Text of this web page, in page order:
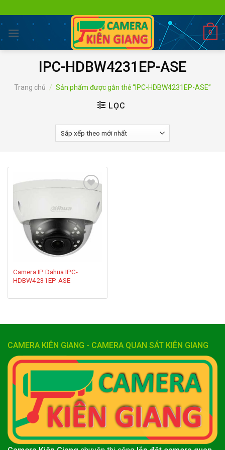
to
content
0
IPC-HDBW4231EP-ASE
Trang chủ / Sản phẩm được gắn thẻ “IPC-HDBW4231EP-ASE”
LỌC
wishlist
Camera IP Dahua IPC-
HDBW4231EP-ASE
CAMERA KIÊN GIANG - CAMERA QUAN SÁT KIÊN GIANG